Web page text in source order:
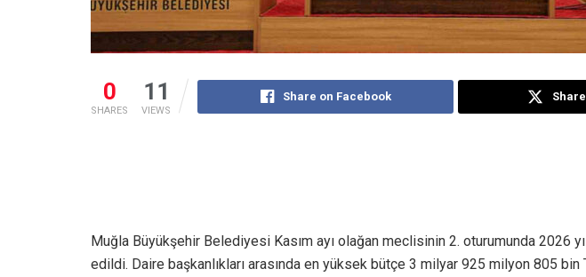
0
SHARES
11
VIEWS
Share on Facebook
Muğla Büyükşehir Belediyesi Kasım ayı olağan meclisinin 2. oturumunda 2026
edildi. Daire başkanlıkları arasında en yüksek bütçe 3 milyar 925 milyon 805 bin